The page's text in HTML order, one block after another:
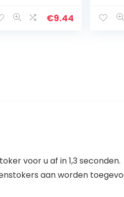
Scaler
€9.44
voor u af in 1,3 seconden.
aan worden